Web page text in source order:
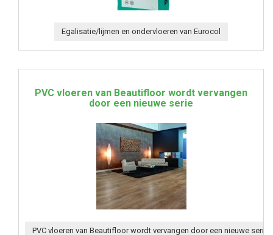
Egalisatie/lijmen en ondervloeren van Eurocol
PVC vloeren van Beautifloor wordt vervangen
door een nieuwe serie
PVC vloeren van Beautifloor wordt vervangen door een nieuwe serie